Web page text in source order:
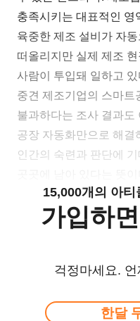
충족시키는 대표적인 영
육중한 제조 설비가 자
떠올리지만 실제 제조
사람이 투입돼 일하고
중견 제조기업의 스마트
불과하다는 조사 결과도
공장 자동화만으로 해결
인간의 숙련과 판단에
15,000개의 아티
가입하
걱정마세요.
한달